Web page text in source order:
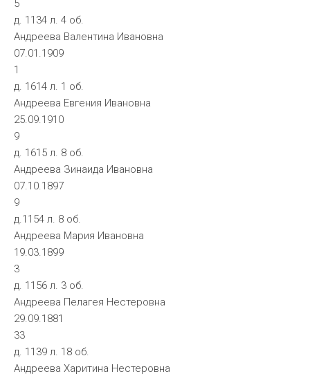
5
д. 1134 л. 4 об.
Андреева Валентина Ивановна
07.01.1909
1
д. 1614 л. 1 об.
Андреева Евгения Ивановна
25.09.1910
9
д. 1615 л. 8 об.
Андреева Зинаида Ивановна
07.10.1897
9
д.1154 л. 8 об.
Андреева Мария Ивановна
19.03.1899
3
д. 1156 л. 3 об.
Андреева Пелагея Нестеровна
29.09.1881
33
д. 1139 л. 18 об.
Андреева Харитина Нестеровна